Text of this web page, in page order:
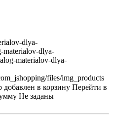
dlya-
materialov-dlya-
materialov-dlya-
files/img_products
добавлен в корзину Перейти в
Не заданы